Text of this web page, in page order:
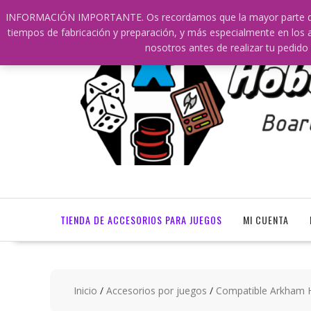
INFORMACIÓN IMPORTANTE. Os recordamos que la mayor
tiempos de fabricación y preparación, y más especialmente en
nosotros antes de realizar tu pedido
contenido
609241475 SOLO DE 10:00 a 14:00
TIENDA DE ACCESORIOS PARA JUEGOS MI CUENTA
Inicio / Accesorios por juegos / Compatible Arkham